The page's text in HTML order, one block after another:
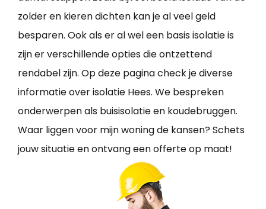
zolder en kieren dichten kan je al veel geld
besparen. Ook als er al wel een basis isolatie is
zijn er verschillende opties die ontzettend
rendabel zijn. Op deze pagina check je diverse
informatie over isolatie Hees. We bespreken
onderwerpen als buisisolatie en koudebruggen.
Waar liggen voor mijn woning de kansen? Schets
jouw situatie en ontvang een offerte op maat!